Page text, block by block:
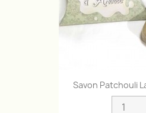
Savon Patchouli